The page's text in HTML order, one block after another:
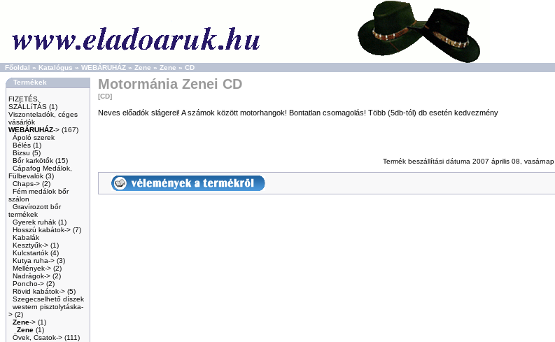
Főoldal » Katalógus » WEBÁRUHÁZ » Zene » Zene » CD
Termékek
FIZETÉS,
SZÁLLíTÁS (1)
Viszonteladók, céges
vásárlók
WEBÁRUHÁZ-> (167)
Ápoló szerek
Bélés (1)
Bizsu (5)
Bőr karkötők (15)
Cápafog Medálok,
Fülbevalók (3)
Chaps-> (2)
Fém medálok bőr
szálon
Gravírozott bőr
termékek
Gyerek ruhák (1)
Hosszú kabátok-> (7)
Kabalák
Kesztyűk-> (1)
Kulcstartók (4)
Kutya ruha-> (3)
Mellények-> (2)
Nadrágok-> (2)
Poncho-> (2)
Rövid kabátok-> (5)
Szegecselhető díszek
western pisztolytáska-
> (2)
Zene-> (1)
Zene (1)
Övek, Csatok-> (111)
Motormánia Zenei CD
[CD]
Neves előadók slágerei! A számok között motorhangok! Bontatlan csomagolás! Több (5db-tól) db esetén kedvezmény
Termék beszállítási dátuma 2007 április 08, vasárnap.